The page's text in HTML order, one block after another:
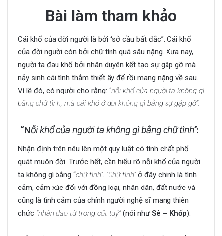
Bài làm tham khảo
Cái khổ của đời người là bởi “sở cầu bất đắc”. Cái khổ
của đời người còn bởi chữ tình quá sâu nặng. Xưa nay,
người ta đau khổ bởi nhân duyên kết tạo sự gặp gỡ mà
nảy sinh cái tình thắm thiết ấy để rồi mang nặng về sau.
Vì lẽ đó, có người cho rằng: “nỗi khổ của người ta không gì
bằng chữ tình, mà cái khó ở đời không gì bằng sự gặp gỡ”.
“Nỗi khổ của người ta không gì bằng chữ tình”:
Nhận định trên nêu lên một quy luật có tính chất phổ
quát muôn đời. Trước hết, cần hiểu rõ nỗi khổ của người
ta không gì bằng “chữ tình”. “Chữ tình”ở đây chính là tình
cảm, cảm xúc đối với đồng loại, nhân dân, đất nước và
cũng là tình cảm của chính người nghệ sĩ mang thiên
chức “nhân đạo từ trong cốt tuỷ”(nói nhưSê – Khốp).